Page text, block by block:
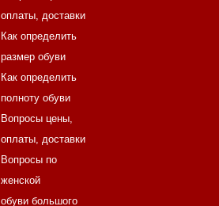
оплаты, доставки
Как определить
размер обуви
Как определить
полноту обуви
Вопросы цены,
оплаты, доставки
Вопросы по
женской
обуви большого